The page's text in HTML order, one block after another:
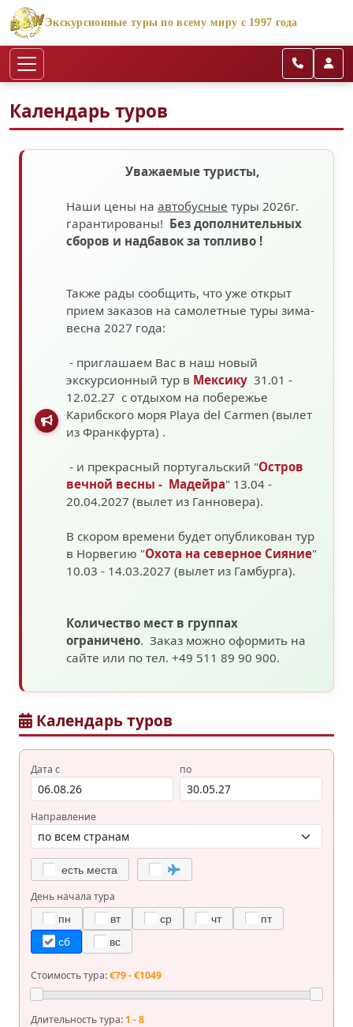
Экскурсионные туры по всему миру с 1997 года
Календарь туров
Уважаемые туристы,
Наши цены на автобусные туры 2026г.
гарантированы! Без дополнительных
сборов и надбавок за топливо !
Также рады сообщить, что уже открыт
прием заказов на самолетные туры зима-
весна 2027 года:
- приглашаем Вас в наш новый
экскурсионный тур в Мексику 31.01 -
12.02.27 с отдыхом на побережье
Карибского моря Playa del Carmen (вылет
из Франкфурта) .
- и прекрасный португальский "Остров
вечной весны - Мадейра" 13.04 -
20.04.2027 (вылет из Ганновера).
В скором времени будет опубликован тур
в Норвегию "Охота на северное Сияние"
10.03 - 14.03.2027 (вылет из Гамбурга).
Количество мест в группах
ограничено. Заказ можно оформить на
сайте или по тел. +49 511 89 90 900.
Календарь туров
Дата с по
Направление
есть места
День начала тура
пн вт ср чт
пт
сб
вс
Стоимость тура:€79 - €1049
Длительность тура: 1 - 8